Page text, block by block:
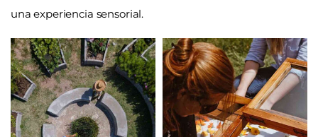
una experiencia sensorial.